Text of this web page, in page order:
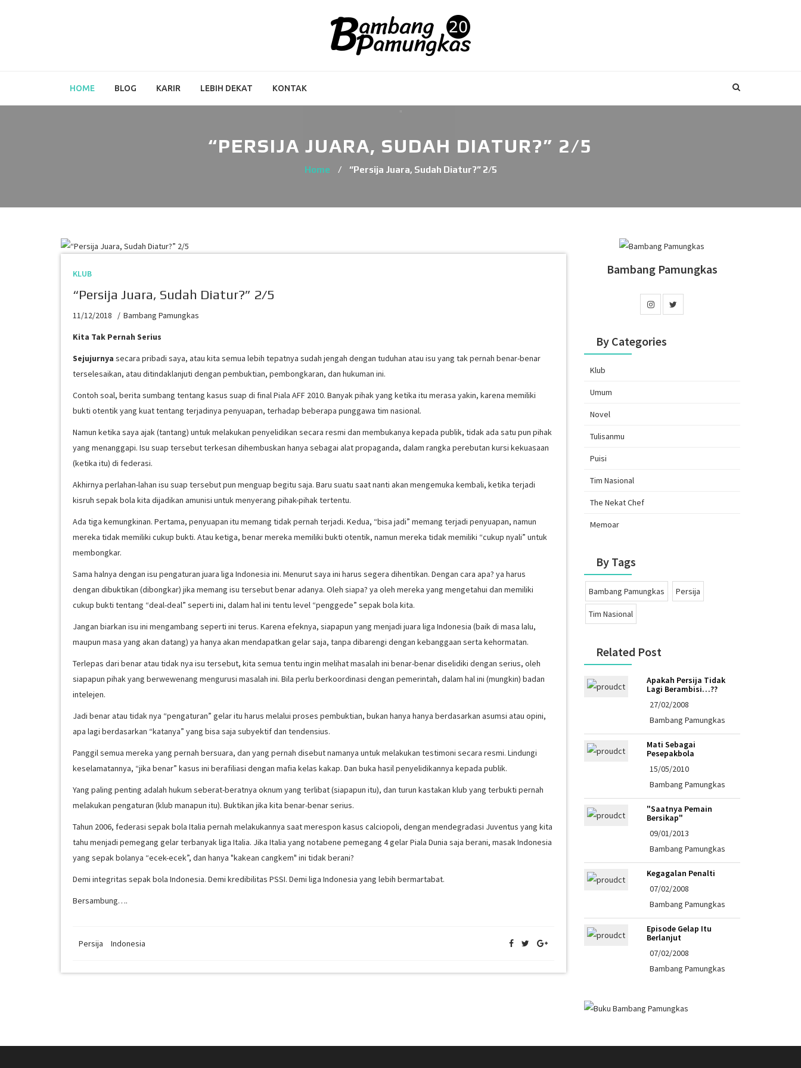
HOME BLOG KARIR LEBIH DEKAT KONTAK
“PERSIJA JUARA, SUDAH DIATUR?” 2/5
Home / “Persija Juara, Sudah Diatur?” 2/5
KLUB
“Persija Juara, Sudah Diatur?” 2/5
11/12/2018
Bambang Pamungkas
Kita Tak Pernah Serius
Sejujurnya secara pribadi saya, atau kita semua lebih tepatnya sudah jengah dengan tuduhan atau isu yang tak pernah benar-benar
terselesaikan, atau ditindaklanjuti dengan pembuktian, pembongkaran, dan hukuman ini.
Contoh soal, berita sumbang tentang kasus suap di final Piala AFF 2010. Banyak pihak yang ketika itu merasa yakin, karena memiliki
bukti otentik yang kuat tentang terjadinya penyuapan, terhadap beberapa punggawa tim nasional.
Namun ketika saya ajak (tantang) untuk melakukan penyelidikan secara resmi dan membukanya kepada publik, tidak ada satu pun pihak
yang menanggapi. Isu suap tersebut terkesan dihembuskan hanya sebagai alat propaganda, dalam rangka perebutan kursi kekuasaan
(ketika itu) di federasi.
Akhirnya perlahan-lahan isu suap tersebut pun menguap begitu saja. Baru suatu saat nanti akan mengemuka kembali, ketika terjadi
kisruh sepak bola kita dijadikan amunisi untuk menyerang pihak-pihak tertentu.
Ada tiga kemungkinan. Pertama, penyuapan itu memang tidak pernah terjadi. Kedua, “bisa jadi” memang terjadi penyuapan, namun
mereka tidak memiliki cukup bukti. Atau ketiga, benar mereka memiliki bukti otentik, namun mereka tidak memiliki “cukup nyali” untuk
membongkar.
Sama halnya dengan isu pengaturan juara liga Indonesia ini. Menurut saya ini harus segera dihentikan. Dengan cara apa? ya harus
dengan dibuktikan (dibongkar) jika memang isu tersebut benar adanya. Oleh siapa? ya oleh mereka yang mengetahui dan memiliki
cukup bukti tentang “deal-deal” seperti ini, dalam hal ini tentu level “penggede” sepak bola kita.
Jangan biarkan isu ini mengambang seperti ini terus. Karena efeknya, siapapun yang menjadi juara liga Indonesia (baik di masa lalu,
maupun masa yang akan datang) ya hanya akan mendapatkan gelar saja, tanpa dibarengi dengan kebanggaan serta kehormatan.
Terlepas dari benar atau tidak nya isu tersebut, kita semua tentu ingin melihat masalah ini benar-benar diselidiki dengan serius, oleh
siapapun pihak yang berwewenang mengurusi masalah ini. Bila perlu berkoordinasi dengan pemerintah, dalam hal ini (mungkin) badan
intelejen.
Jadi benar atau tidak nya “pengaturan” gelar itu harus melalui proses pembuktian, bukan hanya hanya berdasarkan asumsi atau opini,
apa lagi berdasarkan “katanya” yang bisa saja subyektif dan tendensius.
Panggil semua mereka yang pernah bersuara, dan yang pernah disebut namanya untuk melakukan testimoni secara resmi. Lindungi
keselamatannya, “jika benar” kasus ini berafiliasi dengan mafia kelas kakap. Dan buka hasil penyelidikannya kepada publik.
Yang paling penting adalah hukum seberat-beratnya oknum yang terlibat (siapapun itu), dan turun kastakan klub yang terbukti pernah
melakukan pengaturan (klub manapun itu). Buktikan jika kita benar-benar serius.
Tahun 2006, federasi sepak bola Italia pernah melakukannya saat merespon kasus calciopoli, dengan mendegradasi Juventus yang kita
tahu menjadi pemegang gelar terbanyak liga Italia. Jika Italia yang notabene pemegang 4 gelar Piala Dunia saja berani, masak Indonesia
yang sepak bolanya “ecek-ecek”, dan hanya "kakean cangkem" ini tidak berani?
Demi integritas sepak bola Indonesia. Demi kredibilitas PSSI. Demi liga Indonesia yang lebih bermartabat.
Bersambung….
Persija Indonesia
Bambang Pamungkas
By Categories
Klub
Umum
Novel
Tulisanmu
Puisi
Tim Nasional
The Nekat Chef
Memoar
By Tags
Bambang Pamungkas Persija
Tim Nasional
Related Post
Apakah Persija Tidak
Lagi Berambisi…??
27/02/2008
Bambang Pamungkas
Mati Sebagai
Pesepakbola
15/05/2010
Bambang Pamungkas
"Saatnya Pemain
Bersikap"
09/01/2013
Bambang Pamungkas
Kegagalan Penalti
07/02/2008
Bambang Pamungkas
Episode Gelap Itu
Berlanjut
07/02/2008
Bambang Pamungkas